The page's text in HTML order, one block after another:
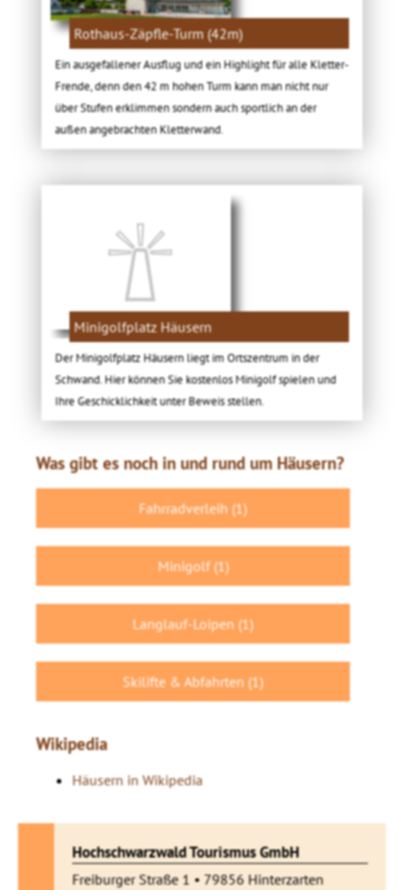
Rothaus-Zäpfle-Turm (42m)
Ein ausgefallener Ausflug und ein Highlight für alle Kletter-
Frende, denn den 42 m hohen Turm kann man nicht nur
über Stufen erklimmen sondern auch sportlich an der
außen angebrachten Kletterwand.
Minigolfplatz Häusern
Der Minigolfplatz Häusern liegt im Ortszentrum in der
Schwand. Hier können Sie kostenlos Minigolf spielen und
Ihre Geschicklichkeit unter Beweis stellen.
Was gibt es noch in und rund um Häusern?
Fahrradverleih (1)
Minigolf (1)
Langlauf-Loipen (1)
Skilifte & Abfahrten (1)
Wikipedia
Häusern in Wikipedia
Hochschwarzwald Tourismus GmbH
Freiburger Straße 1 • 79856 Hinterzarten